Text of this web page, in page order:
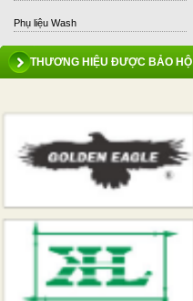
Phụ liệu Wash
THƯƠNG HIỆU ĐƯỢC BẢO HỘ